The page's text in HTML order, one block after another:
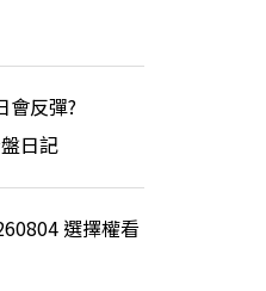
會反彈?
日記
選擇權看